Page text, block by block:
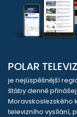
POLAR
je nejúspěšnější
štáby denně
Moravskoslezského
televizního vysílání,